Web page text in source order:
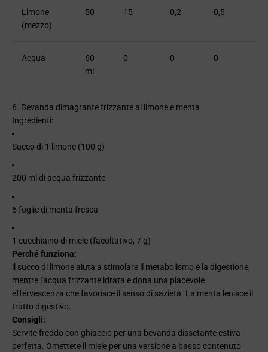
Limone
(mezzo)
50 15 0,2 0,5
Acqua
60
ml
0 0 0
6. Bevanda dimagrante frizzante al limone e menta
Ingredienti:
Succo di 1 limone (100 g)
200 ml di acqua frizzante
5 foglie di menta fresca
1 cucchiaino di miele (facoltativo, 7 g)
Perché funziona:
il succo di limone aiuta a stimolare il metabolismo e la digestione,
mentre l'acqua frizzante idrata e dona una piacevole
effervescenza che favorisce il senso di sazietà. La menta lenisce il
tratto digestivo.
Consigli:
Servite freddo con ghiaccio per una bevanda dissetante estiva
perfetta. Omettete il miele per una versione a basso contenuto